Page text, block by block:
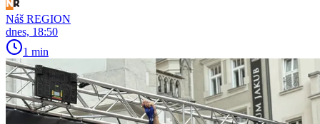
Náš REGION
dnes, 18:50
1 min